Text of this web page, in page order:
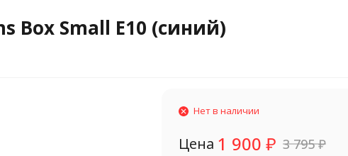
Box Small E10 (синий)
Нет в наличии
Цена 1 900 ₽ 3 795₽